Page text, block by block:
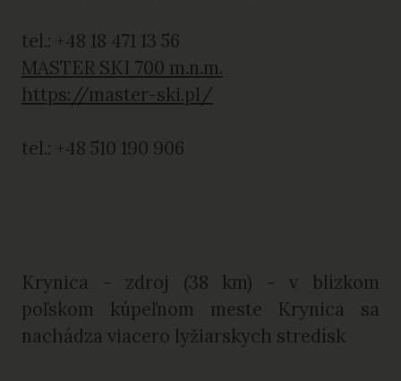
tel.: +48 18 471 13 56
MASTER SKI 700 m.n.m.
https://master-ski.pl/
tel.: +48 510 190 906
Krynica - zdroj (38 km) - v blízkom
poľskom kúpeľnom meste Krynica sa
nachádza viacero lyžiarskych stredísk